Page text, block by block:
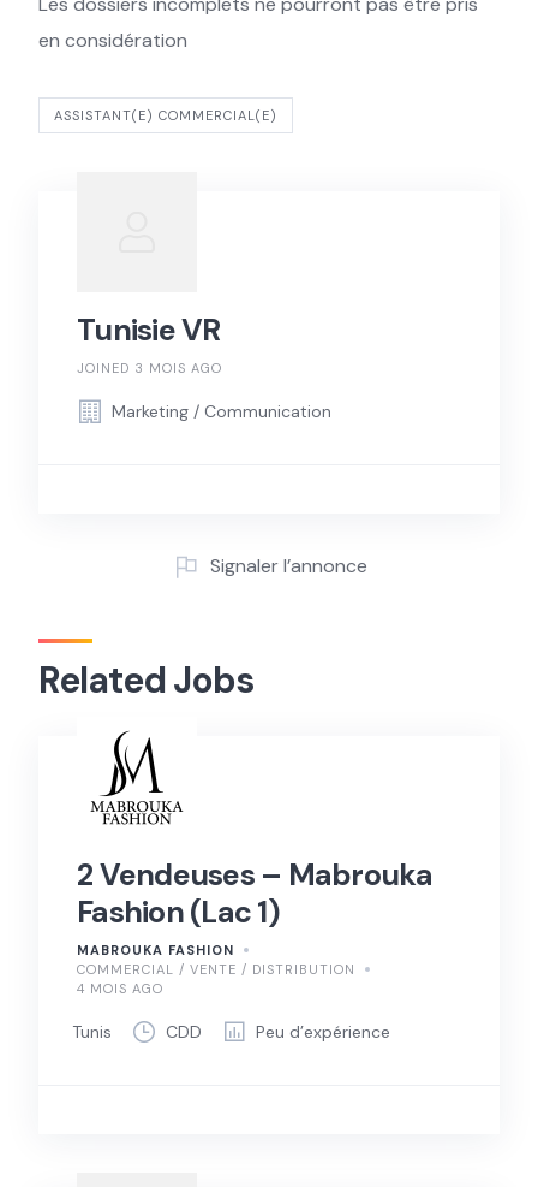
en considération
ASSISTANT(E) COMMERCIAL(E)
Tunisie VR
JOINED 3 MOIS AGO
Marketing / Communication
Signaler l’annonce
Related Jobs
2 Vendeuses – Mabrouka
Fashion (Lac 1)
MABROUKA FASHION
COMMERCIAL / VENTE / DISTRIBUTION
4 MOIS AGO
Tunis CDD Peu d’expérience